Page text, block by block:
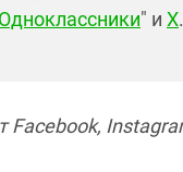
Одноклассники" и X